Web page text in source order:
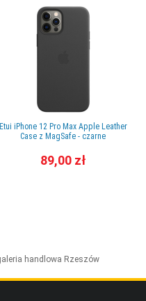
Etui iPhone 12 Pro Max Apple Leather
Case z MagSafe - czarne
89,00 zł
handlowa Rzeszów